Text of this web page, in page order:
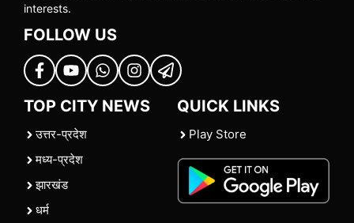
interests.
FOLLOW US
TOP CITY NEWS
उत्तर-प्रदेश
मध्य-प्रदेश
झारखंड
धर्म
QUICK LINKS
Play Store